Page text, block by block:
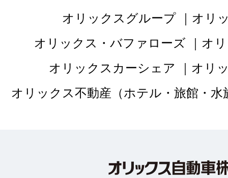
き、納車までも対
オリックスグループ
オリ
オリックス・バファローズ
オ
オリックスカーシェア
オリ
オリックス不動産（ホテル・旅館・